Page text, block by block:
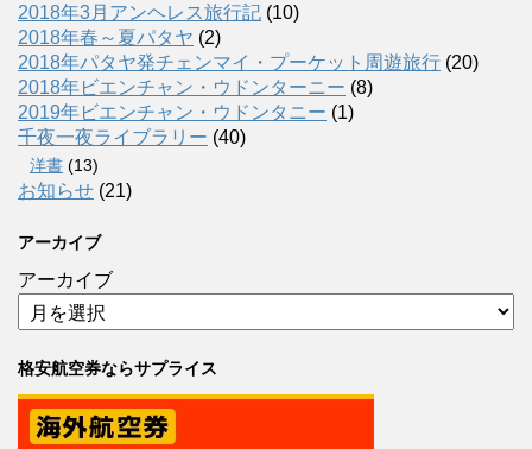
2018年3月アンヘレス旅行記 (10)
2018年春～夏パタヤ (2)
2018年パタヤ発チェンマイ・プーケット周遊旅行 (20)
2018年ビエンチャン・ウドンターニー (8)
2019年ビエンチャン・ウドンタニー (1)
千夜一夜ライブラリー (40)
洋書 (13)
お知らせ (21)
アーカイブ
アーカイブ
格安航空券ならサプライス